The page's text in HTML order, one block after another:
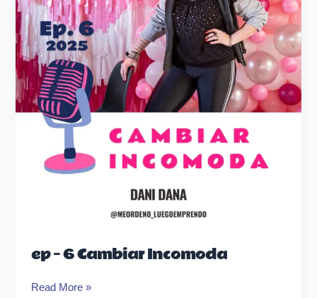
ep – 6 Cambiar Incomoda
Read More »